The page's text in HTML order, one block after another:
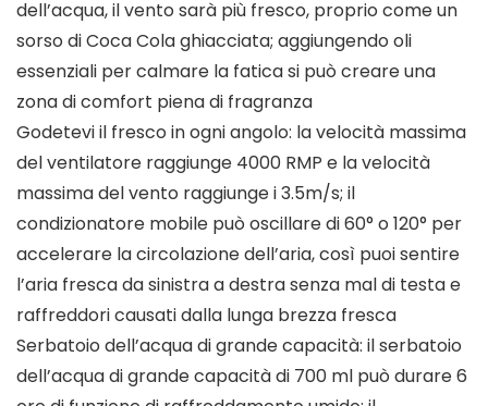
dell’acqua, il vento sarà più fresco, proprio come un
sorso di Coca Cola ghiacciata; aggiungendo oli
essenziali per calmare la fatica si può creare una
zona di comfort piena di fragranza
Godetevi il fresco in ogni angolo: la velocità massima
del ventilatore raggiunge 4000 RMP e la velocità
massima del vento raggiunge i 3.5m/s; il
condizionatore mobile può oscillare di 60° o 120° per
accelerare la circolazione dell’aria, così puoi sentire
l’aria fresca da sinistra a destra senza mal di testa e
raffreddori causati dalla lunga brezza fresca
Serbatoio dell’acqua di grande capacità: il serbatoio
dell’acqua di grande capacità di 700 ml può durare 6